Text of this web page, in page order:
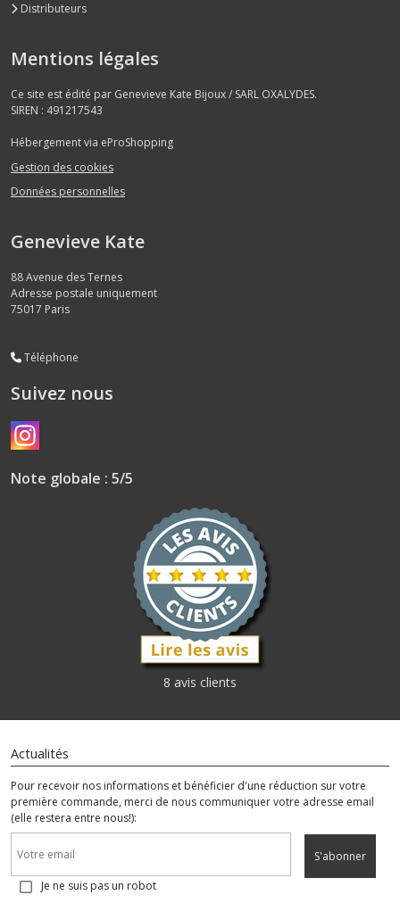
Distributeurs
Mentions légales
Ce site est édité par Genevieve Kate Bijoux / SARL OXALYDES.
SIREN : 491217543
Hébergement via eProShopping
Gestion des cookies
Données personnelles
Genevieve Kate
88 Avenue des Ternes
Adresse postale uniquement
75017 Paris
Téléphone
Suivez nous
Note globale : 5/5
8 avis clients
Actualités
Pour recevoir nos informations et bénéficier d'une réduction sur votre
première commande, merci de nous communiquer votre adresse email
(elle restera entre nous!):
S'abonner
Je ne suis pas un robot